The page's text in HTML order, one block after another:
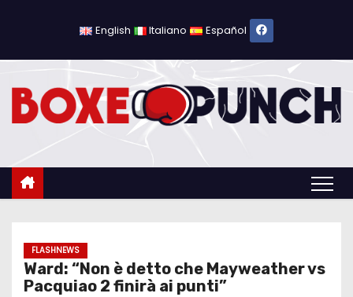
c
English Italiano Español
FLASHNEWS
Ward: “Non è detto che Mayweather vs
Pacquiao 2 finirà ai punti”